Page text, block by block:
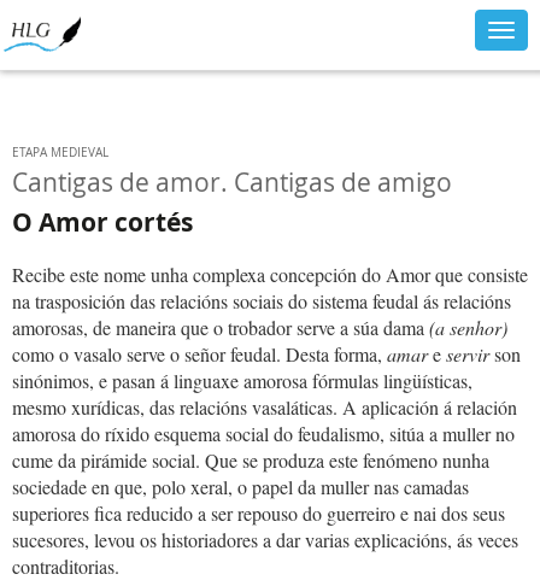
ETAPA MEDIEVAL
Cantigas de amor. Cantigas de amigo
O Amor cortés
Recibe este nome unha complexa concepción do Amor que consiste
na trasposición das relacións sociais do sistema feudal ás relacións
amorosas, de maneira que o trobador serve a súa dama (a senhor)
como o vasalo serve o señor feudal. Desta forma, amareservirson
sinónimos, e pasan á linguaxe amorosa fórmulas lingüísticas,
mesmo xurídicas, das relacións vasaláticas. A aplicación á relación
amorosa do ríxido esquema social do feudalismo, sitúa a muller no
cume da pirámide social. Que se produza este fenómeno nunha
sociedade en que, polo xeral, o papel da muller nas camadas
superiores fica reducido a ser repouso do guerreiro e nai dos seus
sucesores, levou os historiadores a dar varias explicacións, ás veces
contraditorias.